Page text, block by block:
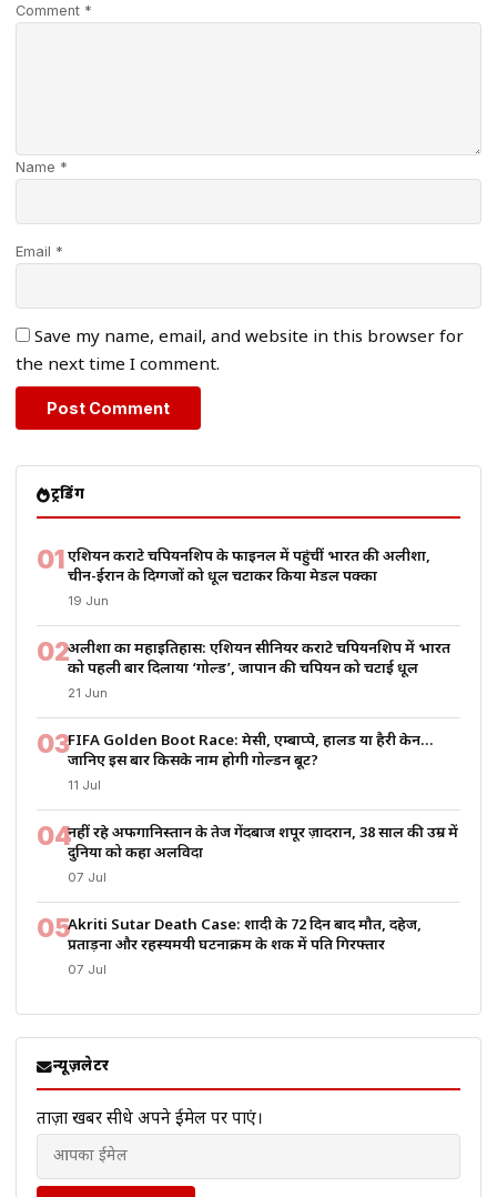
Comment *
Name *
Email *
Save my name, email, and website in this browser for
the next time I comment.
ट्रेंडिंग
01एशियन कराटे चैंपियनशिप के फाइनल में पहुंचीं भारत की अलीशा,
चीन-ईरान के दिग्गजों को धूल चटाकर किया मेडल पक्का
19 Jun
02अलीशा का महाइतिहास: एशियन सीनियर कराटे चैंपियनशिप में भारत
को पहली बार दिलाया ‘गोल्ड’, जापान की चैंपियन को चटाई धूल
21 Jun
03FIFA Golden Boot Race: मेसी, एम्बाप्पे, हालैंड या हैरी केन…
जानिए इस बार किसके नाम होगी गोल्डन बूट?
11 Jul
04नहीं रहे अफगानिस्तान के तेज गेंदबाज शपूर ज़ादरान, 38 साल की उम्र में
दुनिया को कहा अलविदा
07 Jul
05Akriti Sutar Death Case: शादी के 72 दिन बाद मौत, दहेज,
प्रताड़ना और रहस्यमयी घटनाक्रम के शक में पति गिरफ्तार
07 Jul
न्यूज़लेटर
ताज़ा खबरें सीधे अपने ईमेल पर पाएं।